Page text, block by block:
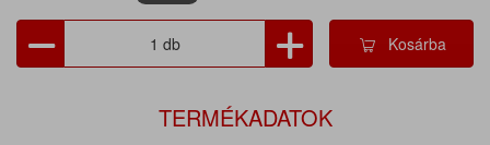
Kosárba
TERMÉKADATOK